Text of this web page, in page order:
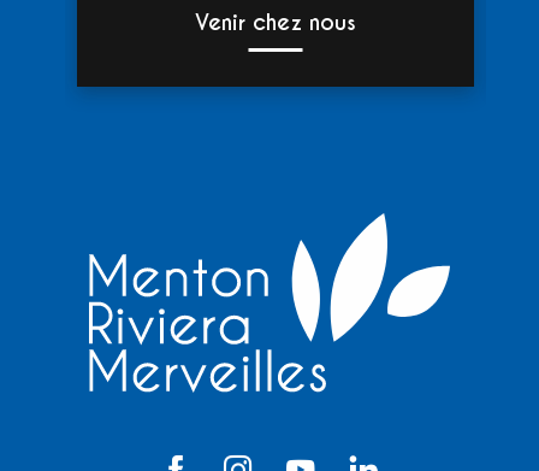
Venir chez nous